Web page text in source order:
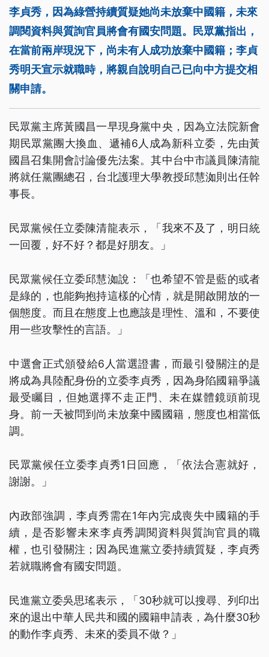
李貞秀，因為綠營持續質疑她尚未放棄中國籍，未來
調閱資料與質詢官員將會有國安問題。民眾黨指出，
在當前兩岸現況下，尚未有人成功放棄中國籍；李貞
秀明天宣示就職時，將親自說明自己已向中方提交相
關申請。
民眾黨主席黃國昌一早現身黨中央，因為立法院新會
期民眾黨團大換血、遞補6人成為新科立委，先由黃
國昌召集開會討論優先法案。其中台中市議員陳清龍
將就任黨團總召，台北護理大學教授邱慧洳則出任幹
事長。
民眾黨候任立委陳清龍表示，「我來不及了，明日統
一回覆，好不好？都是好朋友。」
民眾黨候任立委邱慧洳說：「也希望不管是藍的或者
是綠的，也能夠抱持這樣的心情，就是開啟開放的一
個態度。而且在態度上也應該是理性、溫和，不要使
用一些攻擊性的言語。」
中選會正式頒發給6人當選證書，而最引發關注的是
將成為具陸配身份的立委李貞秀，因為身陷國籍爭議
最受矚目，但她選擇不走正門、未在媒體鏡頭前現
身。前一天被問到尚未放棄中國國籍，態度也相當低
調。
民眾黨候任立委李貞秀1日回應，「依法合憲就好，
謝謝。」
內政部強調，李貞秀需在1年內完成喪失中國籍的手
續，是否影響未來李貞秀調閱資料與質詢官員的職
權，也引發關注；因為民進黨立委持續質疑，李貞秀
若就職將會有國安問題。
民進黨立委吳思瑤表示，「30秒就可以搜尋、列印出
來的退出中華人民共和國的國籍申請表，為什麼30秒
的動作李貞秀、未來的委員不做？」